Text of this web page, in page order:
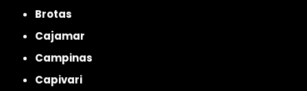
Brotas
Cajamar
Campinas
Capivari